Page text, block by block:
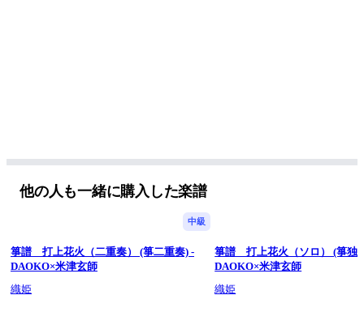
他の人も一緒に購入した楽譜
中級
箏譜 打上花火（二重奏） (箏二重奏) -
DAOKO×米津玄師
織姫
箏譜 打上花火（ソロ） (箏独
DAOKO×米津玄師
織姫